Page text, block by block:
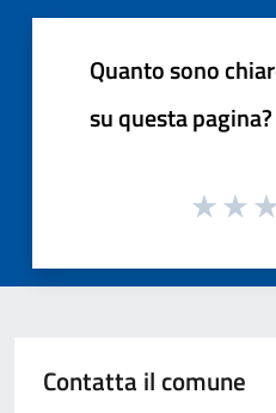
Quanto sono
su questa pagina?
Contatta il comune